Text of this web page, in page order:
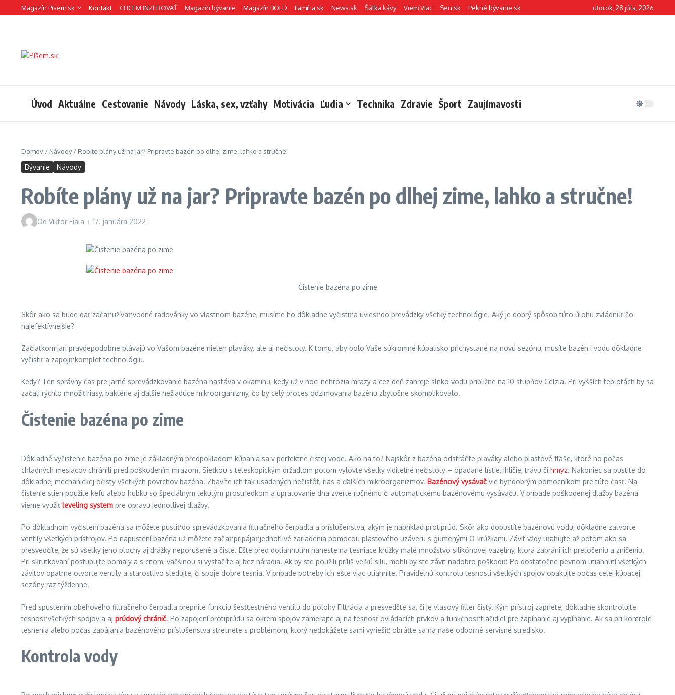
Preskočiť na obsah
Magazín Pisem.sk Kontakt CHCEM INZEROVAŤ Magazín bývanie Magazín BOLD Família.sk News.sk Šálka kávy Viem Viac Sen.sk Pekné bývanie.sk utorok, 28 júla, 2026
Úvod Aktuálne Cestovanie Návody Láska, sex, vzťahy Motivácia Ľudia Technika Zdravie Šport Zaujímavosti
Domov / Návody/ Robíte plány už na jar? Pripravte bazén po dlhej zime, lahko a stručne!
Bývanie Návody
Robíte plány už na jar? Pripravte bazén po dlhej zime, lahko a stručne!
Od Viktor Fiala 17. januára 2022
Čistenie bazéna po zime
Skôr ako sa bude dať začať užívať vodné radovánky vo vlastnom bazéne, musíme ho dôkladne vyčistiť a uviesť do prevádzky všetky technológie. Aký je dobrý spôsob túto úlohu zvládnuť čo
najefektívnejšie?
Začiatkom jari pravdepodobne plávajú vo Vašom bazéne nielen plaváky, ale aj nečistoty. K tomu, aby bolo Vaše súkromné kúpalisko prichystané na novú sezónu, musíte bazén i vodu dôkladne
vyčistiť a zapojiť komplet technológiu.
Kedy? Ten správny čas pre jarné sprevádzkovanie bazéna nastáva v okamihu, kedy už v noci nehrozia mrazy a cez deň zahreje slnko vodu približne na 10 stupňov Celzia. Pri vyšších teplotách by sa
začali rýchlo množiť riasy, baktérie aj ďalšie nežiadúce mikroorganizmy, čo by celý proces odzimovania bazénu zbytočne skomplikovalo.
Čistenie bazéna po zime
Dôkladné vyčistenie bazéna po zime je základným predpokladom kúpania sa v perfektne čistej vode. Ako na to? Najskôr z bazéna odstráňte plaváky alebo plastové fľaše, ktoré ho počas
chladných mesiacov chránili pred poškodením mrazom. Sieťkou s teleskopickým držadlom potom vylovte všetky viditeľné nečistoty – opadané lístie, ihličie, trávu či hmyz. Nakoniec sa pustite do
dôkladnej mechanickej očisty všetkých povrchov bazéna. Zbavíte ich tak usadených nečistôt, rias a ďalších mikroorganizmov. Bazénový vysávač vie byť dobrým pomocníkom pre túto časť. Na
čistenie stien použite kefu alebo hubku so špeciálnym tekutým prostriedkom a upratovanie dna zverte ručnému či automatickému bazénovému vysávaču. V prípade poškodenej dlažby bazéna
vieme využiťleveling system pre opravu jednotlivej dlažby.
Po dôkladnom vyčistení bazéna sa môžete pustiť do sprevádzkovania filtračného čerpadla a príslušenstva, akým je napríklad protiprúd. Skôr ako dopustíte bazénovú vodu, dôkladne zatvorte
ventily všetkých prístrojov. Po napustení bazéna už môžete začať pripájať jednotlivé zariadenia pomocou plastového uzáveru s gumenými O-krúžkami. Závit vždy uťahujte až potom ako sa
presvedčíte, že sú všetky jeho plochy aj drážky neporušené a čisté. Ešte pred dotiahnutím naneste na tesniace krúžky malé množstvo silikónovej vazelíny, ktorá zabráni ich pretočeniu a zničeniu.
Pri skrutkovaní postupujte pomaly a s citom, väčšinou si vystačíte aj bez náradia. Ak by ste použili príliš veľkú silu, mohli by ste závit nadobro poškodiť. Po dostatočne pevnom utiahnutí všetkých
závitov opatrne otvorte ventily a starostlivo sledujte, či spoje dobre tesnia. V prípade potreby ich ešte viac utiahnite. Pravidelnú kontrolu tesnosti všetkých spojov opakujte počas celej kúpacej
sezóny raz týždenne.
Pred spustením obehového filtračného čerpadla prepnite funkciu šesťcestného ventilu do polohy Filtrácia a presvedčte sa, či je vlasový filter čistý. Kým prístroj zapnete, dôkladne skontrolujte
tesnosť všetkých spojov a aj prúdový chránič. Po zapojení protiprúdu sa okrem spojov zamerajte aj na tesnosť ovládacích prvkov a funkčnosť tlačidiel pre zapínanie aj vypínanie. Ak sa pri kontrole
tesnenia alebo počas zapájania bazénového príslušenstva stretnete s problémom, ktorý nedokážete sami vyriešiť, obráťte sa na naše odborné servisné stredisko.
Kontrola vody